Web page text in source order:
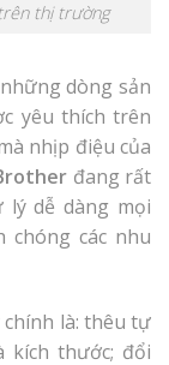
thị trường
dòng sản
yêu thích trên
nhịp điệu của
đang rất
lý dễ dàng mọi
chóng các nhu
là: thêu tự
kích thước; đổi